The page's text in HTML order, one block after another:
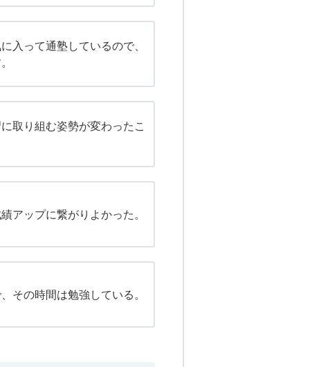
入って通塾しているので、
取り組む姿勢が変わったこ
アップに繋がりよかった。
その時間は勉強している。